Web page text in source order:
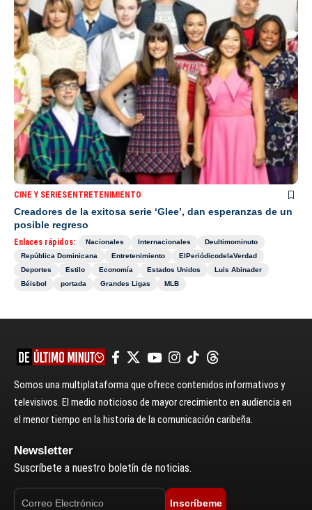
CINE Y SERIESENTRETENIMIENTO
Creadores de la exitosa serie ‘Glee’, dan esperanzas de un
posible regreso
Enlaces rápidos: Nacionales Internacionales
Deultimominuto
República Dominicana
Entretenimiento
ElPeriódicodelaVerdad
Deportes
Estilo Economía Estados Unidos
Luis Abinader
Béisbol
portada Grandes Ligas MLB
Somos una multiplataforma que ofrece contenidos informativos y
televisivos. El medio noticioso de mayor crecimiento en audiencia en
el menor tiempo en la historia de la comunicación caribeña.
Newsletter
Suscríbete a nuestro boletín de noticias.
Inscríbeme